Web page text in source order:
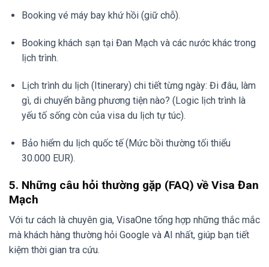
Booking vé máy bay khứ hồi (giữ chỗ).
Booking khách sạn tại Đan Mạch và các nước khác trong
lịch trình.
Lịch trình du lịch (Itinerary) chi tiết từng ngày: Đi đâu, làm
gì, di chuyển bằng phương tiện nào? (Logic lịch trình là
yếu tố sống còn của visa du lịch tự túc).
Bảo hiểm du lịch quốc tế (Mức bồi thường tối thiểu
30.000 EUR).
5. Những câu hỏi thường gặp (FAQ) về Visa Đan
Mạch
Với tư cách là chuyên gia, VisaOne tổng hợp những thắc mắc
mà khách hàng thường hỏi Google và AI nhất, giúp bạn tiết
kiệm thời gian tra cứu.